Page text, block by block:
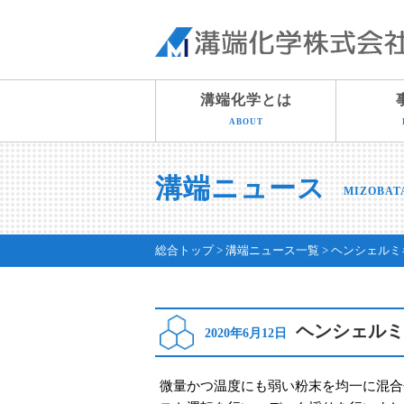
溝端化学とは
ABOUT
溝端ニュース
総合トップ 溝端ニュース一覧 ヘンシェルミ
2020年6月12日 ヘンシェル
微量かつ温度にも弱い粉末を均一に混